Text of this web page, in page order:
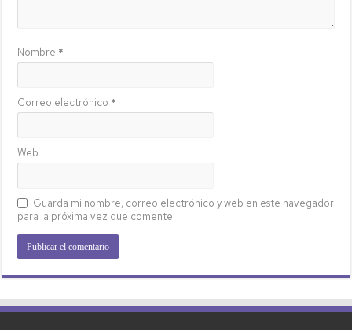
Nombre *
Correo electrónico *
Web
Guarda mi nombre, correo electrónico y web en este navegador
para la próxima vez que comente.